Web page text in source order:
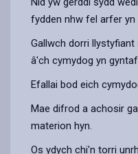
fydden nhw fel arfer yn
Gallwch dorri
â'ch cymydog yn
Efallai bod eich
Mae difrod a achosir
materion hyn.
Os ydych chi'n torri